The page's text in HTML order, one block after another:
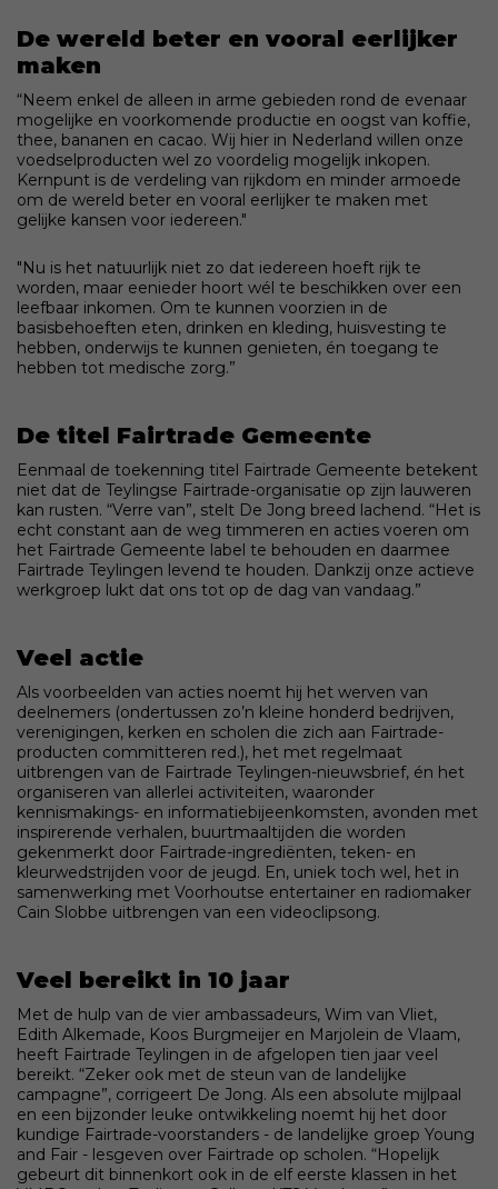
De wereld beter en vooral eerlijker
maken
“Neem enkel de alleen in arme gebieden rond de evenaar
mogelijke en voorkomende productie en oogst van koffie,
thee, bananen en cacao. Wij hier in Nederland willen onze
voedselproducten wel zo voordelig mogelijk inkopen.
Kernpunt is de verdeling van rijkdom en minder armoede
om de wereld beter en vooral eerlijker te maken met
gelijke kansen voor iedereen."
"Nu is het natuurlijk niet zo dat iedereen hoeft rijk te
worden, maar eenieder hoort wél te beschikken over een
leefbaar inkomen. Om te kunnen voorzien in de
basisbehoeften eten, drinken en kleding, huisvesting te
hebben, onderwijs te kunnen genieten, én toegang te
hebben tot medische zorg.”
De titel Fairtrade Gemeente
Eenmaal de toekenning titel Fairtrade Gemeente betekent
niet dat de Teylingse Fairtrade-organisatie op zijn lauweren
kan rusten. “Verre van”, stelt De Jong breed lachend. “Het is
echt constant aan de weg timmeren en acties voeren om
het Fairtrade Gemeente label te behouden en daarmee
Fairtrade Teylingen levend te houden. Dankzij onze actieve
werkgroep lukt dat ons tot op de dag van vandaag.”
Veel actie
Als voorbeelden van acties noemt hij het werven van
deelnemers (ondertussen zo’n kleine honderd bedrijven,
verenigingen, kerken en scholen die zich aan Fairtrade-
producten committeren red.), het met regelmaat
uitbrengen van de Fairtrade Teylingen-nieuwsbrief, én het
organiseren van allerlei activiteiten, waaronder
kennismakings- en informatiebijeenkomsten, avonden met
inspirerende verhalen, buurtmaaltijden die worden
gekenmerkt door Fairtrade-ingrediënten, teken- en
kleurwedstrijden voor de jeugd. En, uniek toch wel, het in
samenwerking met Voorhoutse entertainer en radiomaker
Cain Slobbe uitbrengen van een videoclipsong.
Veel bereikt in 10 jaar
Met de hulp van de vier ambassadeurs, Wim van Vliet,
Edith Alkemade, Koos Burgmeijer en Marjolein de Vlaam,
heeft Fairtrade Teylingen in de afgelopen tien jaar veel
bereikt. “Zeker ook met de steun van de landelijke
campagne”, corrigeert De Jong. Als een absolute mijlpaal
en een bijzonder leuke ontwikkeling noemt hij het door
kundige Fairtrade-voorstanders - de landelijke groep Young
and Fair - lesgeven over Fairtrade op scholen. “Hopelijk
gebeurt dit binnenkort ook in de elf eerste klassen in het